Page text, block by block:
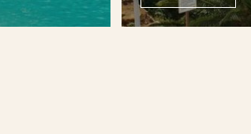
2274 .63 лв. Цена от: 814.49 € /